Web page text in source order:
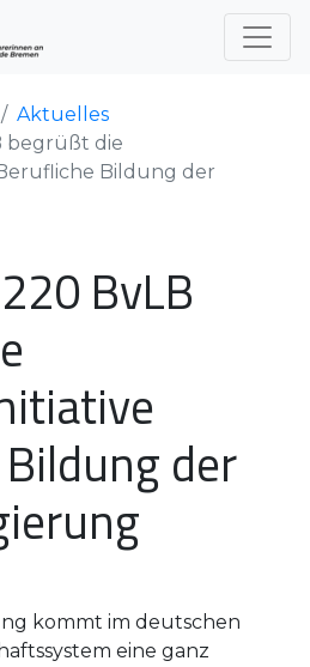
Aktuelles
begrüßt die
Bildung der
BvLB
der
kommt im deutschen
eine ganz